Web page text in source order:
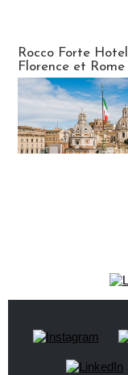
Rocco Forte
Florence et Rome